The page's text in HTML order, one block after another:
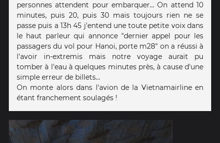
personnes attendent pour embarquer... On attend 10
minutes, puis 20, puis 30 mais toujours rien ne se
passe puis a 13h 45 j'entend une toute petite voix dans
le haut parleur qui annonce "dernier appel pour les
passagers du vol pour Hanoi, porte m28" on a réussi à
l'avoir in-extremis mais notre voyage aurait pu
tomber à l'eau à quelques minutes près, à cause d'une
simple erreur de billets...
On monte alors dans l'avion de la Vietnamairline en
étant franchement soulagés !